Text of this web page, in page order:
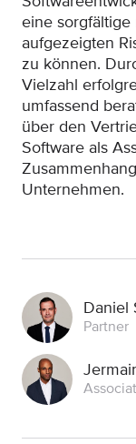
eine
aufgezeigten
zu können.
Vielzahl
umfassend
über den
Software als
Unternehmen.
Daniel
Partner